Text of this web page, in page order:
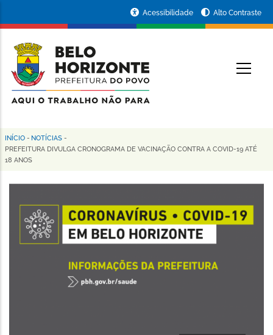
conteúdo
principal
da
Prefeitura
de
Horizonte
Acessibilidade Alto Contraste
Trilha
de
navegação
INÍCIO - NOTÍCIAS -
PREFEITURA DIVULGA CRONOGRAMA DE VACINAÇÃO CONTRA A COVID-19 ATÉ
18 ANOS